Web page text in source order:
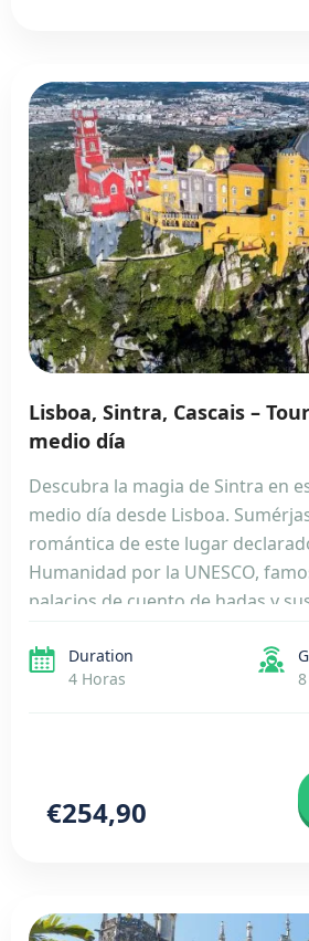
Lisboa, Sintra, Cascais –
medio día
Descubra la magia de Sintra en
medio día desde Lisboa.
romántica de este lugar
Humanidad por la UNESCO,
palacios de cuento de hadas y
Pena, una obra maestra de la
Duration
4 Horas
€254,90